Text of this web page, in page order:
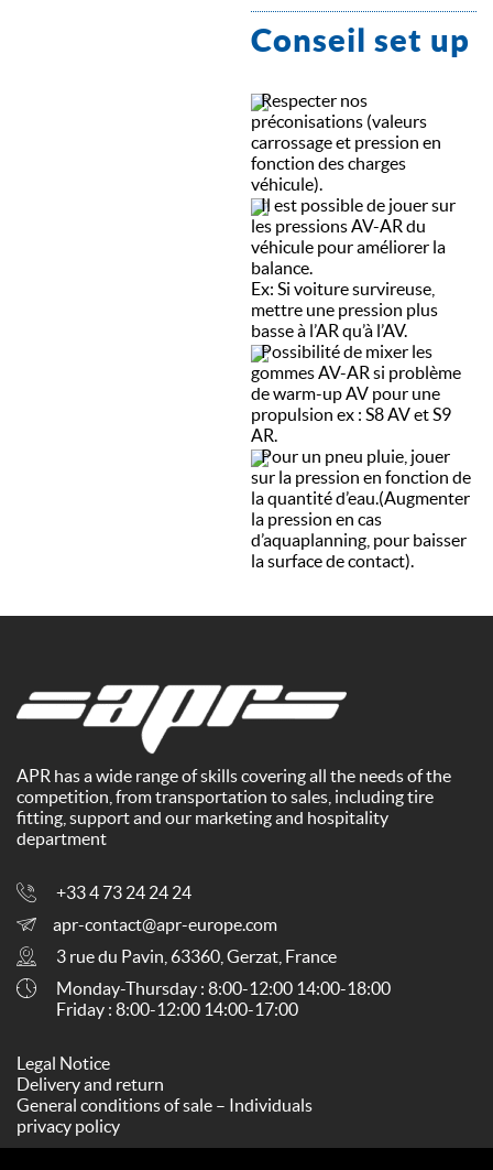
Conseil set up
Respecter nos
préconisations (valeurs
carrossage et pression en
fonction des charges
véhicule).
Il est possible de jouer sur
les pressions AV-AR du
véhicule pour améliorer la
balance.
Ex: Si voiture survireuse,
mettre une pression plus
basse à l’AR qu’à l’AV.
Possibilité de mixer les
gommes AV-AR si problème
de warm-up AV pour une
propulsion ex : S8 AV et S9
AR.
Pour un pneu pluie, jouer
sur la pression en fonction de
la quantité d’eau.(Augmenter
la pression en cas
d’aquaplanning, pour baisser
la surface de contact).
APR has a wide range of skills covering all the needs of the
competition, from transportation to sales, including tire
fitting, support and our marketing and hospitality
department
+33 4 73 24 24 24
apr-contact@apr-europe.com
3 rue du Pavin, 63360, Gerzat, France
Monday-Thursday : 8:00-12:00 14:00-18:00
Friday : 8:00-12:00 14:00-17:00
Legal Notice
Delivery and return
General conditions of sale – Individuals
privacy policy